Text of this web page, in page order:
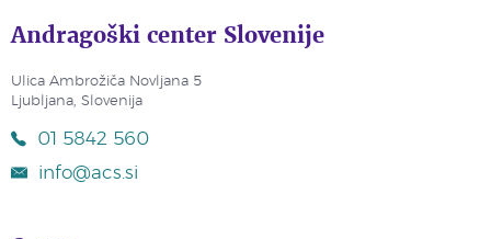
Andragoški center Slovenije
Ulica Ambrožiča Novljana 5
Ljubljana, Slovenija
01 5842 560
info@acs.si